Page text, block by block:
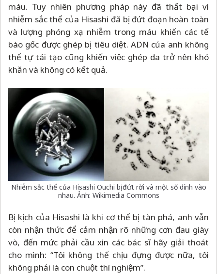
máu. Tuy nhiên phương pháp này đã thất bại vì
nhiễm sắc thể của Hisashi đã bị đứt đoạn hoàn toàn
và lượng phóng xạ nhiễm trong máu khiến các tế
bào gốc được ghép bị tiêu diệt. ADN của anh không
thể tự tái tạo cũng khiến việc ghép da trở nên khó
khăn và không có kết quả.
Nhiễm sắc thể của Hisashi Ouchi bị đứt rời và một số dính vào
nhau. Ảnh: Wikimedia Commons
Bị kịch của Hisashi là khi cơ thể bị tàn phá, anh vẫn
còn nhận thức để cảm nhận rõ những cơn đau giày
vò, đến mức phải cầu xin các bác sĩ hãy giải thoát
cho mình: “Tôi không thể chịu đựng được nữa, tôi
không phải là con chuột thí nghiệm”.